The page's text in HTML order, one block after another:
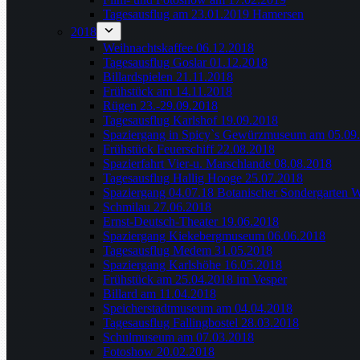
Tagesausflug am 23.01.2019 Hamersen
2018
Weihnachtskaffee 06.12.2018
Tagesausflug Goslar 01.12.2018
Billardspielen 21.11.2018
Frühstück am 14.11.2018
Rügen 23.-29.09.2018
Tagesausflug Karlshof 19.09.2018
Spaziergang in Spicy`s Gewürzmuseum am
Frühstück Feuerschiff 22.08.2018
Spazierfahrt Vier-u. Marschlande 08.08.2018
Tagesausflug Hallig Hooge 25.07.2018
Spaziergang 04.07.18 Botanischer Sondergarten
Schmilau 27.06.2018
Ernst-Deutsch-Theater 19.06.2018
Spaziergang Kiekebergmuseum 06.06.2018
Tagesausflug Medem 31.05.2018
Spaziergang Karlshöhe 16.05.2018
Frühstück am 25.04.2018 im Vesper
Billard am 11.04.2018
Speicherstadtmuseum am 04.04.2018
Tagesausflug Fallingbostel 28.03.2018
Schulmuseum am 07.03.2018
Fotoshow 20.02.2018